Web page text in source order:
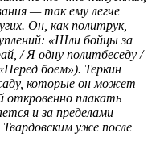
— так ему легче
Он, как политрук,
«Шли бойцы за
/ Я одну политбеседу /
боем»). Теркин
которые он может
плакать
и за пределами
уже после